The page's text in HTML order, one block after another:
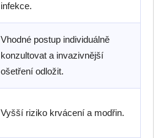
infekce.
Vhodné postup individuálně
konzultovat a invazivnější
ošetření odložit.
Vyšší riziko krvácení a modřin.